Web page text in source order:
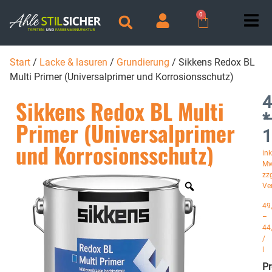
0
Start / Lacke & lasuren / Grundierung / Sikkens Redox BL
Multi Primer (Universalprimer und Korrosionsschutz)
Sikkens Redox BL Multi
Primer (Universalprimer
und Korrosionsschutz)
*
–
/
l